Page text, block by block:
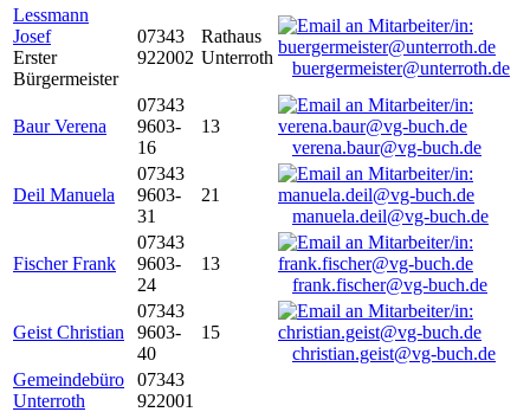
Lessmann
Josef
Erster
Bürgermeister
07343
922002
Rathaus
Unterroth
buergermeister@unterroth.de
Baur Verena
07343
9603-
16
13
verena.baur@vg-buch.de
Deil Manuela
07343
9603-
31
21
manuela.deil@vg-buch.de
Fischer Frank
07343
9603-
24
13
frank.fischer@vg-buch.de
Geist Christian
07343
9603-
40
15
christian.geist@vg-buch.de
Gemeindebüro
Unterroth
07343
922001